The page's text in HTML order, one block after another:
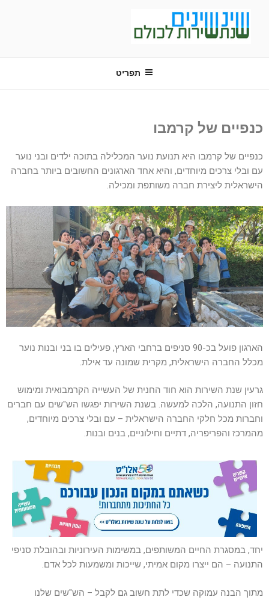
תפריט
כנפיים של קרמבו
כנפיים של קרמבו היא תנועת נוער המכלילה בתוכה ילדים ובני נוער
עם ובלי צרכים מיוחדים, והיא אחד הארגונים החשובים ביותר בחברה
הישראלית ליצירת חברה משותפת ומכילה.
הארגון פועל בכ-90 סניפים ברחבי הארץ, פעילים בו בני ובנות נוער
מכלל החברה הישראלית, מקרית שמונה עד אילת.
גרעין שנת השירות הוא חוד החנית של העשייה הקרמבואית ומימוש
חזון התנועה, הלכה למעשה. בשנת השירות יפגשו הש"שים עם חברים
וחברות מכל חלקי החברה הישראלית – עם ובלי צרכים מיוחדים,
מהמרכז והפריפריה, דתיים וחילוניים, בנים ובנות.
יחד, במסגרת החיים המשותפים, במשימות העירוניות ובהובלת סניפי
התנועה – הם ייצרו מקום אמיתי, שייכות ומשמעות לכל אדם.
מתוך הבנה עמוקה שכדי לתת חשוב גם לקבל – הש"שים שלנו